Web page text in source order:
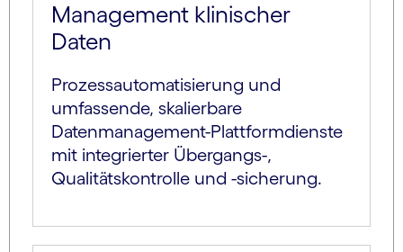
Management klinischer
Daten
Prozessautomatisierung und
umfassende, skalierbare
Datenmanagement-Plattformdienste
mit integrierter Übergangs-,
Qualitätskontrolle und -sicherung.